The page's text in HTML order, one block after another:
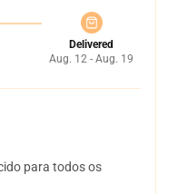
Delivered
Aug. 12 - Aug. 19
para todos os